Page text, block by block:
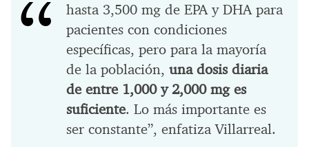
hasta 3,500 mg de EPA y DHA para
pacientes con condiciones
específicas, pero para la mayoría
de la población, una dosis diaria
de entre 1,000 y 2,000 mg es
suficiente. Lo más importante es
ser constante”, enfatiza Villarreal.